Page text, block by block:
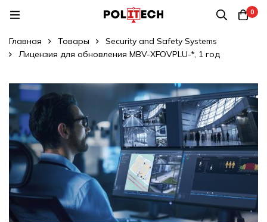
0
Главная Товары
Security and Safety Systems
Лицензия для обновления MBV-XFOVPLU-*, 1 год